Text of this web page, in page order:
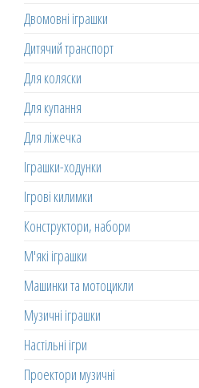
Двомовні іграшки
Дитячий транспорт
Для коляски
Для купання
Для ліжечка
Іграшки-ходунки
Ігрові килимки
Конструктори, набори
М'які іграшки
Машинки та мотоцикли
Музичні іграшки
Настільні ігри
Проектори музичні